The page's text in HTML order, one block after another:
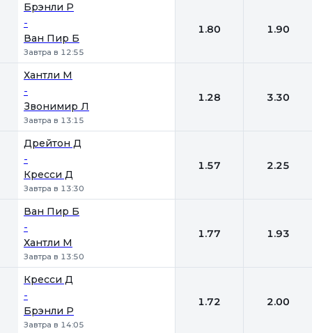
Брэнли Р
-
Ван Пир Б
Завтра в 12:55
1.80 1.90
Хантли М
-
Звонимир Л
Завтра в 13:15
1.28 3.30
Дрейтон Д
-
Кресси Д
Завтра в 13:30
1.57 2.25
Ван Пир Б
-
Хантли М
Завтра в 13:50
1.77 1.93
Кресси Д
-
Брэнли Р
Завтра в 14:05
1.72 2.00